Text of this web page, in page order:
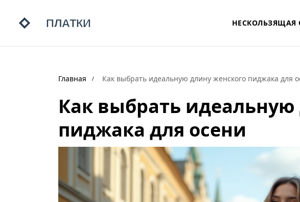
НЕСКОЛЬЗЯЩАЯ
Главная Как выбрать идеальную длину женского пиджака для
Как выбрать идеальную
пиджака для осени